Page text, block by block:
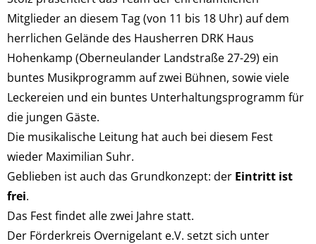
Mitglieder an diesem Tag (von 11 bis 18 Uhr) auf dem
herrlichen Gelände des Hausherren DRK Haus
Hohenkamp (Oberneulander Landstraße 27-29) ein
buntes Musikprogramm auf zwei Bühnen, sowie viele
Leckereien und ein buntes Unterhaltungsprogramm für
die jungen Gäste.
Die musikalische Leitung hat auch bei diesem Fest
wieder Maximilian Suhr.
Geblieben ist auch das Grundkonzept: der Eintritt ist
frei.
Das Fest findet alle zwei Jahre statt.
Der Förderkreis Overnigelant e.V. setzt sich unter